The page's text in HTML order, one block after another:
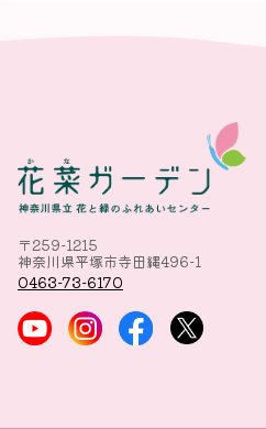
〒259-1215
神奈川県平塚市寺田縄496-1
0463-73-6170